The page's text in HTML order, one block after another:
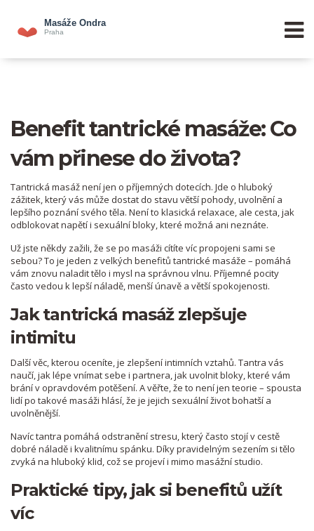
Benefit tantrické masáže: Co
vám přinese do života?
Tantrická masáž není jen o příjemných dotecích. Jde o hluboký
zážitek, který vás může dostat do stavu větší pohody, uvolnění a
lepšího poznání svého těla. Není to klasická relaxace, ale cesta, jak
odblokovat napětí i sexuální bloky, které možná ani neznáte.
Už jste někdy zažili, že se po masáži cítíte víc propojeni sami se
sebou? To je jeden z velkých benefitů tantrické masáže – pomáhá
vám znovu naladit tělo i mysl na správnou vlnu. Příjemné pocity
často vedou k lepší náladě, menší únavě a větší spokojenosti.
Jak tantrická masáž zlepšuje
intimitu
Další věc, kterou oceníte, je zlepšení intimních vztahů. Tantra vás
naučí, jak lépe vnímat sebe i partnera, jak uvolnit bloky, které vám
brání v opravdovém potěšení. A věřte, že to není jen teorie – spousta
lidí po takové masáži hlásí, že je jejich sexuální život bohatší a
uvolněnější.
Navíc tantra pomáhá odstranění stresu, který často stojí v cestě
dobré náladě i kvalitnímu spánku. Díky pravidelným sezením si tělo
zvyká na hluboký klid, což se projeví i mimo masážní studio.
Praktické tipy, jak si benefitů užít
víc